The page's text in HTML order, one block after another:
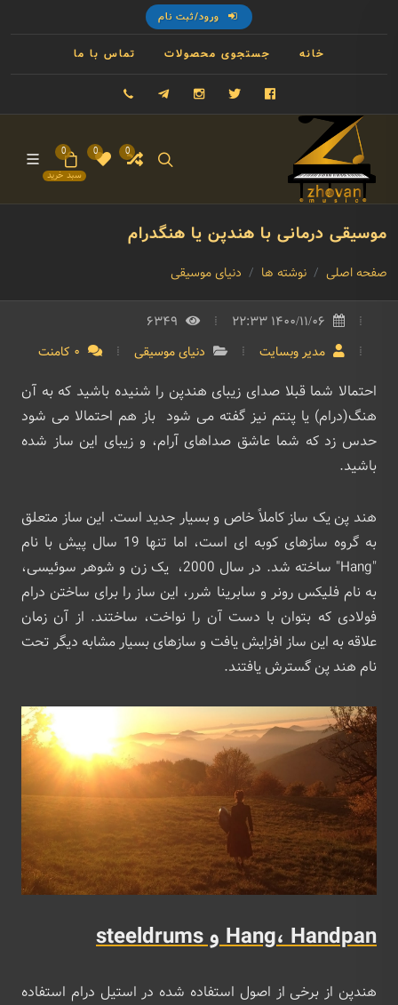
ورود/ثبت نام
خانه جستجوی محصولات تماس با ما
فیسبوک توییتر اینستاگرام تلگرام
0
0
سبد خرید
0
موسیقی درمانی با هندپن یا هنگدرام
صفحه اصلی نوشته ها دنیای موسیقی
مدیر وبسایت
دنیای موسیقی
احتمالا شما قبلا صدای زیبای هندپن را شنیده باشید که به آن
هنگ(درام) یا پنتم نیز گفته می شود باز هم احتمالا می شود
حدس زد که شما عاشق صداهای آرام، و زیبای این ساز شده
باشید.
هند پن یک ساز کاملاً خاص و بسیار جدید است. این ساز متعلق
به گروه سازهای کوبه ای است، اما تنها 19 سال پیش با نام
"Hang" ساخته شد. در سال 2000، یک زن و شوهر سوئیسی‌،
به نام فلیکس رونر و سابرینا شرر، این ساز را برای ساختن درام
فولادی که بتوان با دست آن را نواخت، ساختند. از آن زمان
علاقه به این ساز افزایش یافت و سازهای بسیار مشابه دیگر تحت
نام هند پن گسترش یافتند.
Hang، Handpan و steeldrums
هندپن از برخی از اصول استفاده شده در استیل درام استفاده